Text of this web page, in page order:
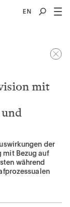
EN
mit
der
mit Bezug auf
während